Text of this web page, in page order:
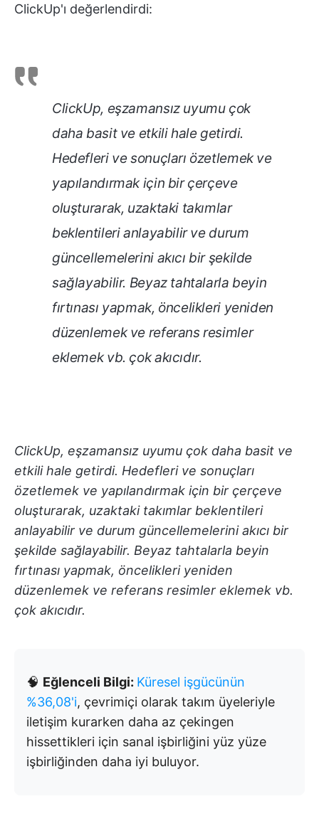
ClickUp'ı değerlendirdi:
ClickUp, eşzamansız uyumu çok
daha basit ve etkili hale getirdi.
Hedefleri ve sonuçları özetlemek ve
yapılandırmak için bir çerçeve
oluşturarak, uzaktaki takımlar
beklentileri anlayabilir ve durum
güncellemelerini akıcı bir şekilde
sağlayabilir. Beyaz tahtalarla beyin
fırtınası yapmak, öncelikleri yeniden
düzenlemek ve referans resimler
eklemek vb. çok akıcıdır.
ClickUp, eşzamansız uyumu çok daha basit ve
etkili hale getirdi. Hedefleri ve sonuçları
özetlemek ve yapılandırmak için bir çerçeve
oluşturarak, uzaktaki takımlar beklentileri
anlayabilir ve durum güncellemelerini akıcı bir
şekilde sağlayabilir. Beyaz tahtalarla beyin
fırtınası yapmak, öncelikleri yeniden
düzenlemek ve referans resimler eklemek vb.
çok akıcıdır.
🧠 Eğlenceli Bilgi: Küresel işgücünün
%36,08'i, çevrimiçi olarak takım üyeleriyle
iletişim kurarken daha az çekingen
hissettikleri için sanal işbirliğini yüz yüze
işbirliğinden daha iyi buluyor.